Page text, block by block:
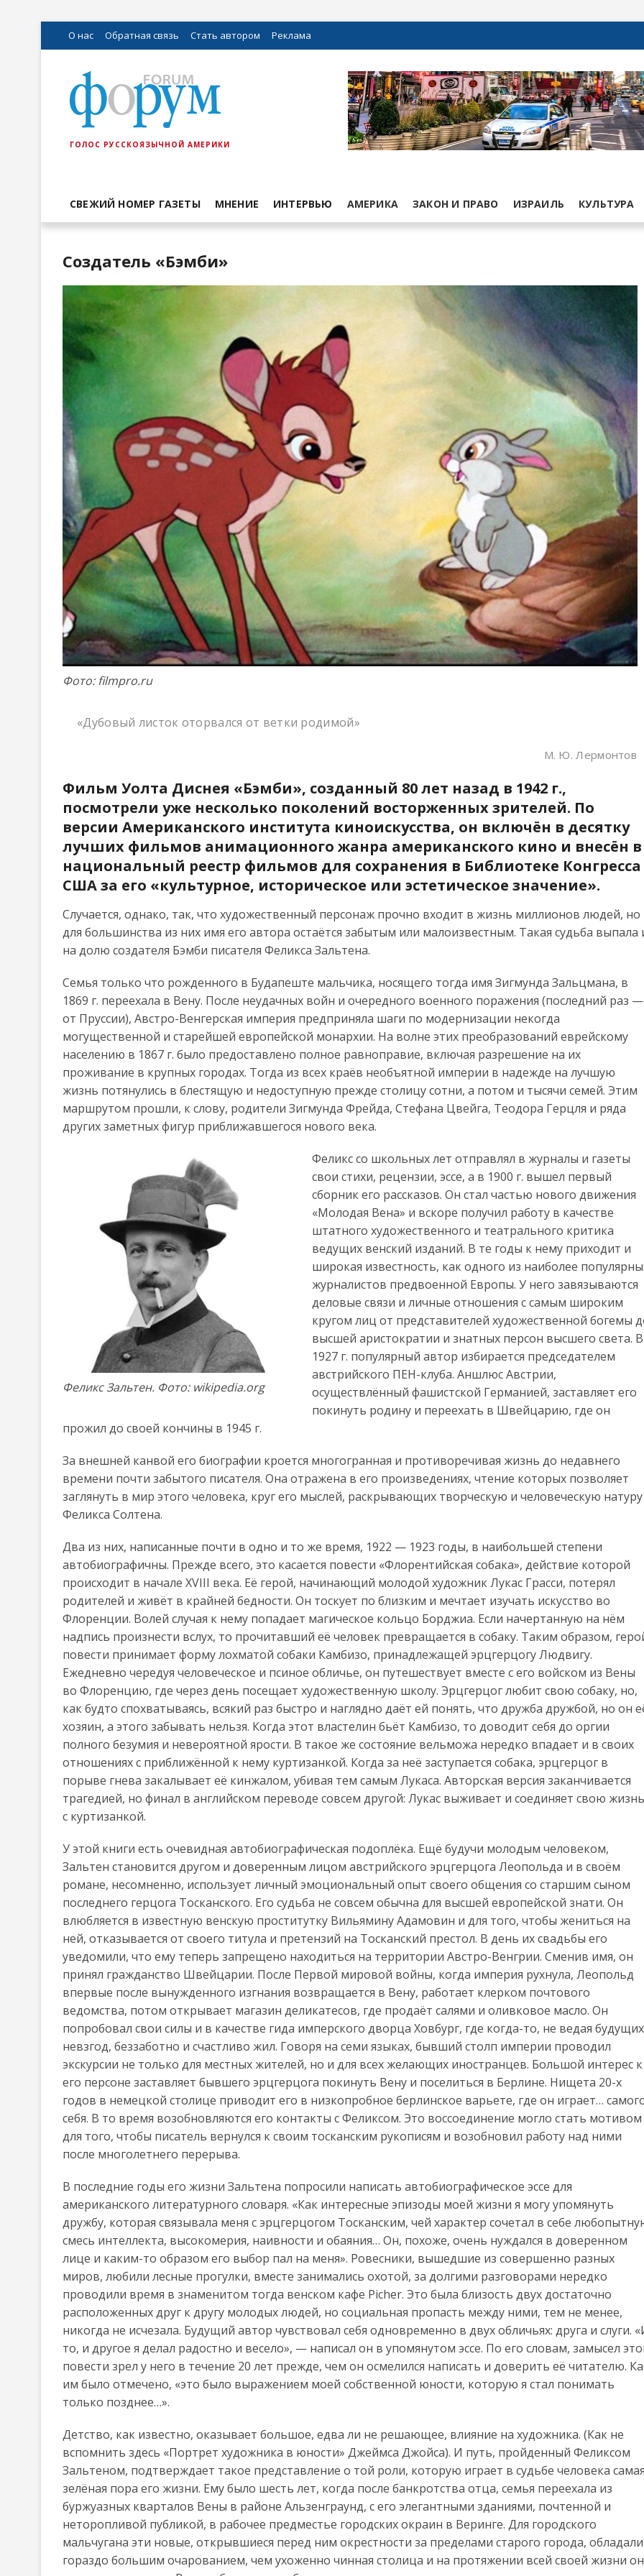
О нас Обратная связь Стать автором Реклама
ГОЛОС РУССКОЯЗЫЧНОЙ АМЕРИКИ
СВЕЖИЙ НОМЕР ГАЗЕТЫ МНЕНИЕ ИНТЕРВЬЮ АМЕРИКА ЗАКОН И ПРАВО ИЗРАИЛЬ КУЛЬТУРА
Создатель «Бэмби»
Фото: filmpro.ru
«Дубовый листок оторвался от ветки родимой»
М. Ю. Лермонтов
Фильм Уолта Диснея «Бэмби», созданный 80 лет назад в 1942 г.,
посмотрели уже несколько поколений восторженных зрителей. По
версии Американского института киноискусства, он включён в десятку
лучших фильмов анимационного жанра американского кино и внесён в
национальный реестр фильмов для сохранения в Библиотеке Конгресса
США за его «культурное, историческое или эстетическое значение».
Случается, однако, так, что художественный персонаж прочно входит в жизнь миллионов людей, но
для большинства из них имя его автора остаётся забытым или малоизвестным. Такая судьба выпала
на долю создателя Бэмби писателя Феликса Зальтена.
Семья только что рожденного в Будапеште мальчика, носящего тогда имя Зигмунда Зальцмана, в
1869 г. переехала в Вену. После неудачных войн и очередного военного поражения (последний раз —
от Пруссии), Австро-Венгерская империя предприняла шаги по модернизации некогда
могущественной и старейшей европейской монархии. На волне этих преобразований еврейскому
населению в 1867 г. было предоставлено полное равноправие, включая разрешение на их
проживание в крупных городах. Тогда из всех краёв необъятной империи в надежде на лучшую
жизнь потянулись в блестящую и недоступную прежде столицу сотни, а потом и тысячи семей. Этим
маршрутом прошли, к слову, родители Зигмунда Фрейда, Стефана Цвейга, Теодора Герцля и ряда
других заметных фигур приближавшегося нового века.
Феликс Зальтен. Фото: wikipedia.org
Феликс со школьных лет отправлял в журналы и газеты
свои стихи, рецензии, эссе, а в 1900 г. вышел первый
сборник его рассказов. Он стал частью нового движения
«Молодая Вена» и вскоре получил работу в качестве
штатного художественного и театрального критика
ведущих венский изданий. В те годы к нему приходит и
широкая известность, как одного из наиболее
журналистов предвоенной Европы. У него завязываются
деловые связи и личные отношения с самым широким
кругом лиц от представителей художественной богемы
высшей аристократии и знатных персон высшего света. В
1927 г. популярный автор избирается председателем
австрийского ПЕН-клуба. Аншлюс Австрии,
осуществлённый фашистской Германией, заставляет его
покинуть родину и переехать в Швейцарию, где он
прожил до своей кончины в 1945 г.
За внешней канвой его биографии кроется многогранная и противоречивая жизнь до недавнего
времени почти забытого писателя. Она отражена в его произведениях, чтение которых позволяет
заглянуть в мир этого человека, круг его мыслей, раскрывающих творческую и человеческую натуру
Феликса Солтена.
Два из них, написанные почти в одно и то же время, 1922 — 1923 годы, в наибольшей степени
автобиографичны. Прежде всего, это касается повести «Флорентийская собака», действие которой
происходит в начале XVIII века. Её герой, начинающий молодой художник Лукас Грасси, потерял
родителей и живёт в крайней бедности. Он тоскует по близким и мечтает изучать искусство во
Флоренции. Волей случая к нему попадает магическое кольцо Борджиа. Если начертанную на нём
надпись произнести вслух, то прочитавший её человек превращается в собаку. Таким образом,
повести принимает форму лохматой собаки Камбизо, принадлежащей эрцгерцогу Людвигу.
Ежедневно чередуя человеческое и псиное обличье, он путешествует вместе с его войском из Вены
во Флоренцию, где через день посещает художественную школу. Эрцгерцог любит свою собаку, но,
как будто спохватываясь, всякий раз быстро и наглядно даёт ей понять, что дружба дружбой, но он
хозяин, а этого забывать нельзя. Когда этот властелин бьёт Камбизо, то доводит себя до оргии
полного безумия и невероятной ярости. В такое же состояние вельможа нередко впадает и в своих
отношениях с приближённой к нему куртизанкой. Когда за неё заступается собака, эрцгерцог в
порыве гнева закалывает её кинжалом, убивая тем самым Лукаса. Авторская версия заканчивается
трагедией, но финал в английском переводе совсем другой: Лукас выживает и соединяет свою жизнь
с куртизанкой.
У этой книги есть очевидная автобиографическая подоплёка. Ещё будучи молодым человеком,
Зальтен становится другом и доверенным лицом австрийского эрцгерцога Леопольда и в своём
романе, несомненно, использует личный эмоциональный опыт своего общения со старшим сыном
последнего герцога Тосканского. Его судьба не совсем обычна для высшей европейской знати. Он
влюбляется в известную венскую проститутку Вильямину Адамовин и для того, чтобы жениться на
ней, отказывается от своего титула и претензий на Тосканский престол. В день их свадьбы его
уведомили, что ему теперь запрещено находиться на территории Австро-Венгрии. Сменив имя, он
принял гражданство Швейцарии. После Первой мировой войны, когда империя рухнула, Леопольд
впервые после вынужденного изгнания возвращается в Вену, работает клерком почтового
ведомства, потом открывает магазин деликатесов, где продаёт салями и оливковое масло. Он
попробовал свои силы и в качестве гида имперского дворца Ховбург, где когда-то, не ведая будущих
невзгод, беззаботно и счастливо жил. Говоря на семи языках, бывший столп империи проводил
экскурсии не только для местных жителей, но и для всех желающих иностранцев. Большой интерес к
его персоне заставляет бывшего эрцгерцога покинуть Вену и поселиться в Берлине. Нищета 20-х
годов в немецкой столице приводит его в низкопробное берлинское варьете, где он играет…
себя. В то время возобновляются его контакты с Феликсом. Это воссоединение могло стать мотивом
для того, чтобы писатель вернулся к своим тосканским рукописям и возобновил работу над ними
после многолетнего перерыва.
В последние годы его жизни Зальтена попросили написать автобиографическое эссе для
американского литературного словаря. «Как интересные эпизоды моей жизни я могу упомянуть
дружбу, которая связывала меня с эрцгерцогом Тосканским, чей характер сочетал в себе
смесь интеллекта, высокомерия, наивности и обаяния… Он, похоже, очень нуждался в доверенном
лице и каким-то образом его выбор пал на меня». Ровесники, вышедшие из совершенно разных
миров, любили лесные прогулки, вместе занимались охотой, за долгими разговорами нередко
проводили время в знаменитом тогда венском кафе Piсher. Это была близость двух достаточно
расположенных друг к другу молодых людей, но социальная пропасть между ними, тем не менее,
никогда не исчезала. Будущий автор чувствовал себя одновременно в двух обличьях: друга и слуги.
то, и другое я делал радостно и весело», — написал он в упомянутом эссе. По его словам, замысел
повести зрел у него в течение 20 лет прежде, чем он осмелился написать и доверить её читателю.
им было отмечено, «это было выражением моей собственной юности, которую я стал понимать
только позднее…».
Детство, как известно, оказывает большое, едва ли не решающее, влияние на художника. (Как не
вспомнить здесь «Портрет художника в юности» Джеймса Джойса). И путь, пройденный Феликсом
Зальтеном, подтверждает такое представление о той роли, которую играет в судьбе человека
зелёная пора его жизни. Ему было шесть лет, когда после банкротства отца, семья переехала из
буржуазных кварталов Вены в районе Альзенграунд, с его элегантными зданиями, почтенной и
неторопливой публикой, в рабочее предместье городских окраин в Веринге. Для городского
мальчугана эти новые, открывшиеся перед ним окрестности за пределами старого города, обладали
гораздо большим очарованием, чем ухоженно чинная столица и на протяжении всей своей жизни он